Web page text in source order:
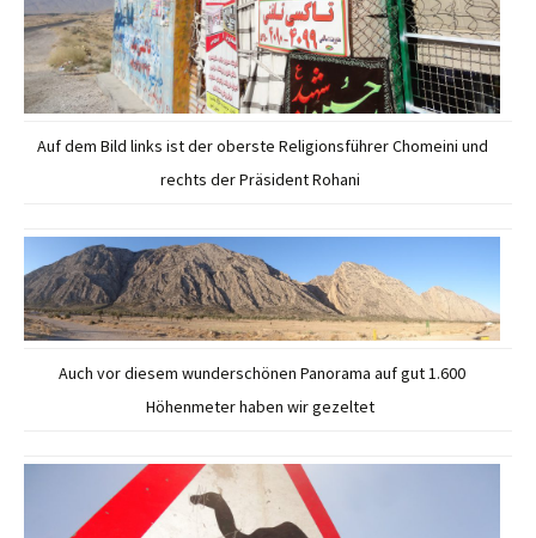
Auf dem Bild links ist der oberste Religionsführer Chomeini und
rechts der Präsident Rohani
Auch vor diesem wunderschönen Panorama auf gut 1.600
Höhenmeter haben wir gezeltet